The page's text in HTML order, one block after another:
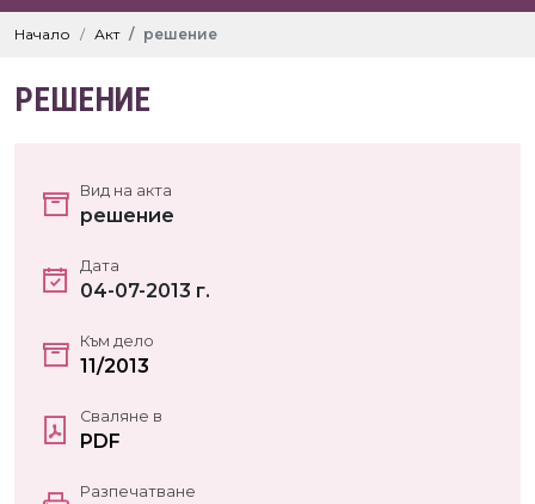
Начало Акт решение
РЕШЕНИЕ
Вид на акта
решение
Дата
04-07-2013 г.
Към дело
11/2013
Сваляне в
PDF
Разпечатване